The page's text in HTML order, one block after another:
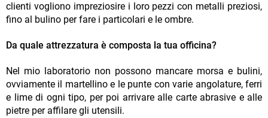
clienti vogliono impreziosire i loro pezzi con metalli preziosi,
fino al bulino per fare i particolari e le ombre.
Da quale attrezzatura è composta la tua officina?
Nel mio laboratorio non possono mancare morsa e bulini,
ovviamente il martellino e le punte con varie angolature, ferri
e lime di ogni tipo, per poi arrivare alle carte abrasive e alle
pietre per affilare gli utensili.